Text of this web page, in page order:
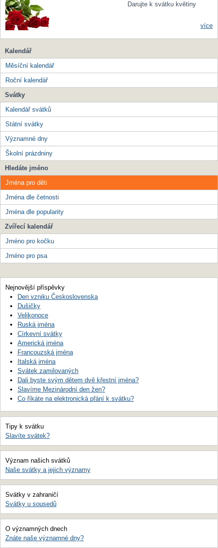
Darujte k svátku květiny
více
Kalendář
Měsíční kalendář
Roční kalendář
Svátky
Kalendář svátků
Státní svátky
Významné dny
Školní prázdniny
Hledáte jméno
Jména pro děti
Jména dle četnosti
Jména dle popularity
Zvířecí kalendář
Jméno pro kočku
Jméno pro psa
Nejnovější příspěvky
Den vzniku Československa
Dušičky
Velikonoce
Ruská jména
Církevní svátky
Americká jména
Francouzská jména
Italská jména
Svátek zamilovaných
Dali byste svým dětem dvě křestní jména?
Slavíme Mezinárodní den žen?
Co říkáte na elektronická přání k svátku?
Tipy k svátku
Slavíte svátek?
Význam našich svátků
Naše svátky a jejich významy
Svátky v zahraničí
Svátky u sousedů
O významných dnech
Znáte naše významné dny?